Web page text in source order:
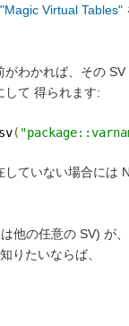
"Magic Virtual Tables"
がわかれば、その SV
して 得られます:
(
していない場合には
他の任意の SV) が
りたいならば、